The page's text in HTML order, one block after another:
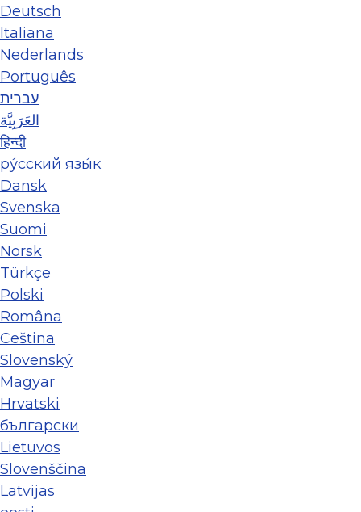
Deutsch
Italiana
Nederlands
Português
עברית
العَرَبِيَّة
हिन्दी
ру́сский язы́к
Dansk
Svenska
Suomi
Norsk
Türkçe
Polski
Româna
Ceština
Slovenský
Magyar
Hrvatski
български
Lietuvos
Slovenščina
Latvijas